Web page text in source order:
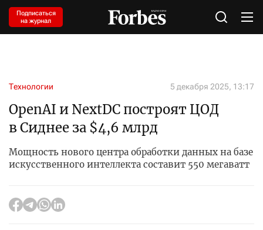
Подписаться
на журнал
Технологии 5 декабря 2025, 13:17
OpenAI и NextDC построят ЦОД
в Сиднее за $4,6 млрд
Мощность нового центра обработки данных на базе
искусственного интеллекта составит 550 мегаватт